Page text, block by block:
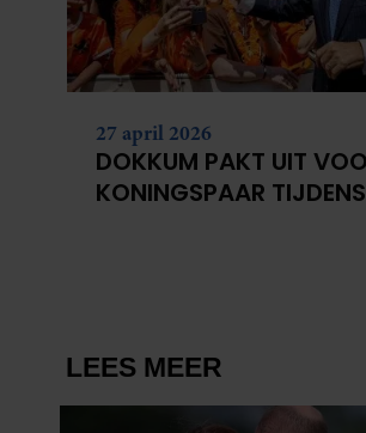
partners kunnen deze gegevens
informatie die u aan ze heeft verstrekt of
verzameld op basis van uw gebruik van
gebruiken.27 april 2026
DOKKUM PAKT UIT
KONINGSPAAR TIJDENS